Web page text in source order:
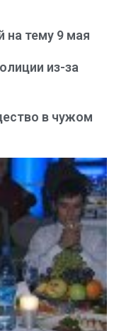
тему 9 мая
из-за
в чужом